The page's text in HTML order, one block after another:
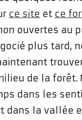
ce site et ce
ouvertes au
plus tard,
de la forêt.
dans les
dans la vallée